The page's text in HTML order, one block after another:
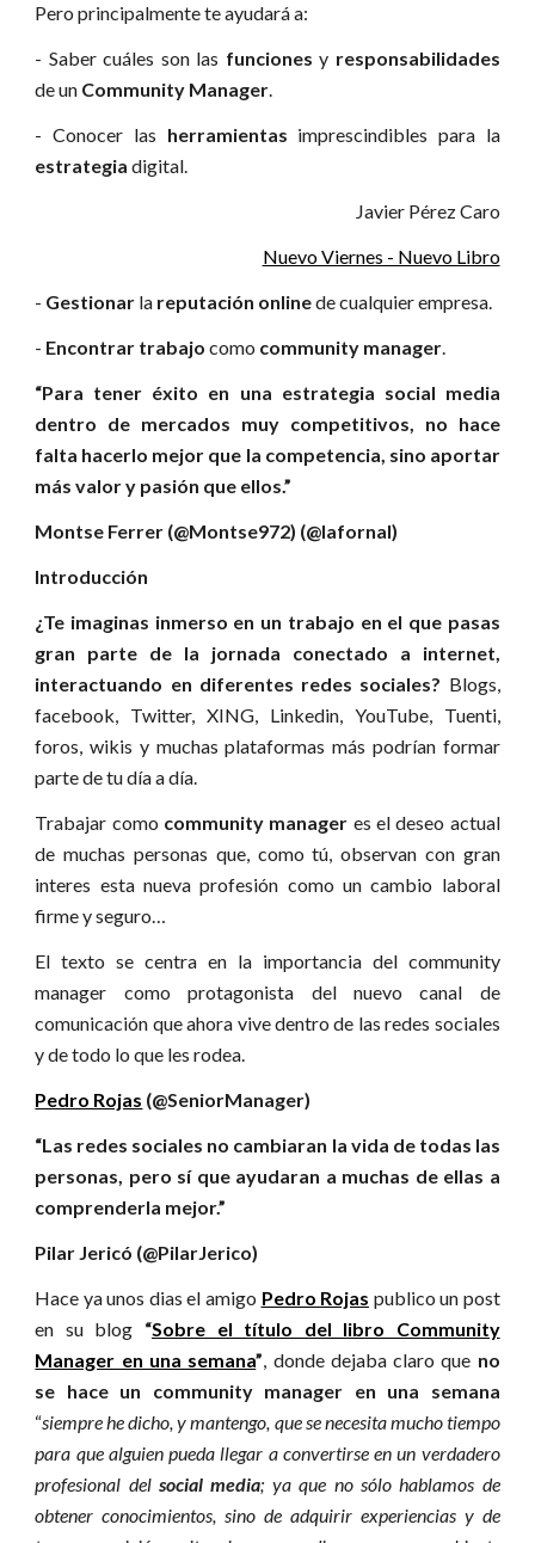
Pero principalmente te ayudará a:
- Saber cuáles son las funciones y responsabilidades
de un Community Manager.
- Conocer las herramientas imprescindibles para la
estrategiadigital.
Javier Pérez Caro
Nuevo Viernes - Nuevo Libro
- Gestionar la reputación onlinede cualquier empresa.
- Encontrar trabajo como community manager.
“Para tener éxito en una estrategia social media
dentro de mercados muy competitivos, no hace
falta hacerlo mejor que la competencia, sino aportar
más valor y pasión que ellos.”
Montse Ferrer (@Montse972) (@lafornal)
Introducción
¿Te imaginas inmerso en un trabajo en el que pasas
gran parte de la jornada conectado a internet,
interactuando en diferentes redes sociales? Blogs,
facebook, Twitter, XING, Linkedin, YouTube, Tuenti,
foros, wikis y muchas plataformas más podrían formar
parte de tu día a día.
Trabajar como community manager es el deseo actual
de muchas personas que, como tú, observan con gran
interes esta nueva profesión como un cambio laboral
firme y seguro…
El texto se centra en la importancia del community
manager como protagonista del nuevo canal de
comunicación que ahora vive dentro de las redes sociales
y de todo lo que les rodea.
Pedro Rojas (@SeniorManager)
“Las redes sociales no cambiaran la vida de todas las
personas, pero sí que ayudaran a muchas de ellas a
comprenderla mejor.”
Pilar Jericó (@PilarJerico)
Hace ya unos dias el amigo Pedro Rojas publico un post
en su blog “Sobre el título del libro Community
Manager en una semana”, donde dejaba claro que no
se hace un community manager en una semana
“siempre he dicho, y mantengo, que se necesita mucho tiempo
para que alguien pueda llegar a convertirse en un verdadero
profesional delsocial media; ya que no sólo hablamos de
obtener conocimientos, sino de adquirir experiencias y de